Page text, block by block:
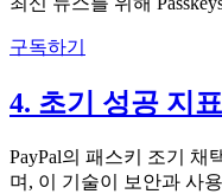
구독하기
4. 초기 성공 지
PayPal의 패스키 조기 채
며, 이 기술이 보안과 사